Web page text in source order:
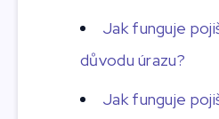
Jak funguje
důvodu úrazu?
Jak funguje